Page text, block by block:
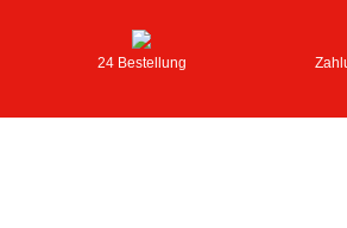
24 Bestellung